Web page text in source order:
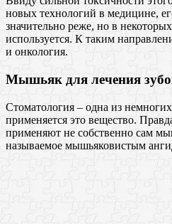
новых технологий в медицине,
значительно реже, но в
используется. К таким
и онкология.
Мышьяк для лечения
Стоматология – одна из
применяется это вещество.
применяют не собственно сам
называемое мышьяковистым